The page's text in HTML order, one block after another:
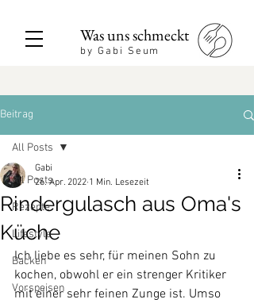
Was uns schmeckt
by Gabi Seum
Beitrag
All Posts
Rezepte
Lifestyle
Backen
Vorspeisen
All Posts
Rindergulasch aus Oma's
Küche
Gabi
26. Apr. 2022 1 Min. Lesezeit
Ich liebe es sehr, für meinen Sohn zu
kochen, obwohl er ein strenger Kritiker
mit einer sehr feinen Zunge ist. Umso